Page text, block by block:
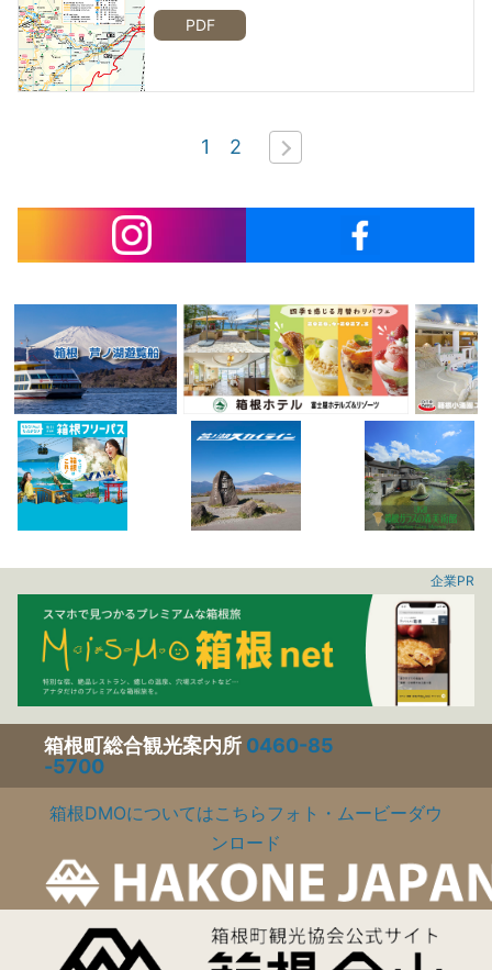
PDF
1 2
企業PR
箱根町総合観光案内所 0460-85
-5700
箱根DMOについてはこちらフォト・ムービーダウ
ンロード